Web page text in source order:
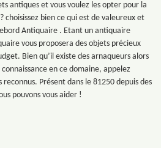
antiques et vous voulez les opter pour la
choisissez bien ce qui est de valeureux et
Antiquaire . Etant un antiquaire
vous proposera des objets précieux
Bien qu’il existe des arnaqueurs alors
connaissance en ce domaine, appelez
Présent dans le 81250 depuis des
pouvons vous aider !